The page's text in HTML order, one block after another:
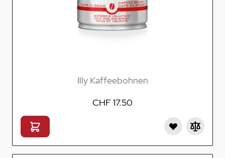
Illy Kaffeebohnen
CHF 17.50